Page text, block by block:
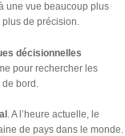
une vue beaucoup plus
de précision.
décisionnelles
pour rechercher les
bord.
. A l’heure actuelle, le
de pays dans le monde.